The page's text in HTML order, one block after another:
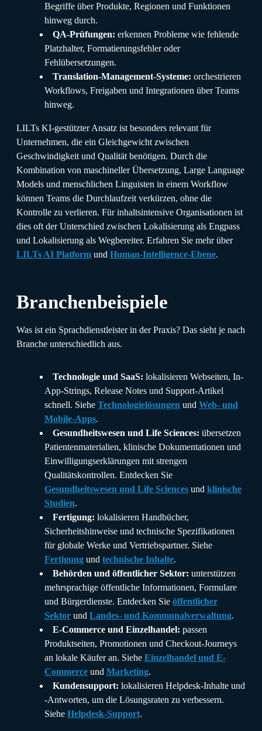
Begriffe über Produkte, Regionen und Funktionen
hinweg durch.
QA-Prüfungen: erkennen Probleme wie fehlende
Platzhalter, Formatierungsfehler oder
Fehlübersetzungen.
Translation-Management-Systeme: orchestrieren
Workflows, Freigaben und Integrationen über Teams
hinweg.
LILTs KI-gestützter Ansatz ist besonders relevant für
Unternehmen, die ein Gleichgewicht zwischen
Geschwindigkeit und Qualität benötigen. Durch die
Kombination von maschineller Übersetzung, Large Language
Models und menschlichen Linguisten in einem Workflow
können Teams die Durchlaufzeit verkürzen, ohne die
Kontrolle zu verlieren. Für inhaltsintensive Organisationen ist
dies oft der Unterschied zwischen Lokalisierung als Engpass
und Lokalisierung als Wegbereiter. Erfahren Sie mehr über
LILTs AI Platform und Human-Intelligence-Ebene.
Branchenbeispiele
Was ist ein Sprachdienstleister in der Praxis? Das sieht je nach
Branche unterschiedlich aus.
Technologie und SaaS: lokalisieren Webseiten, In-
App-Strings, Release Notes und Support-Artikel
schnell. Siehe Technologielösungen und Web- und
Mobile-Apps.
Gesundheitswesen und Life Sciences: übersetzen
Patientenmaterialien, klinische Dokumentationen und
Einwilligungserklärungen mit strengen
Qualitätskontrollen. Entdecken Sie
Gesundheitswesen und Life Sciences und klinische
Studien.
Fertigung: lokalisieren Handbücher,
Sicherheitshinweise und technische Spezifikationen
für globale Werke und Vertriebspartner. Siehe
Fertigung und technische Inhalte.
Behörden und öffentlicher Sektor: unterstützen
mehrsprachige öffentliche Informationen, Formulare
und Bürgerdienste. Entdecken Sie öffentlicher
Sektor und Landes- und Kommunalverwaltung.
E-Commerce und Einzelhandel: passen
Produktseiten, Promotionen und Checkout-Journeys
an lokale Käufer an. Siehe Einzelhandel und E-
Commerce und Marketing.
Kundensupport: lokalisieren Helpdesk-Inhalte und
-Antworten, um die Lösungsraten zu verbessern.
Siehe Helpdesk-Support.